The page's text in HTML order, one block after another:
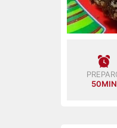
50MIN